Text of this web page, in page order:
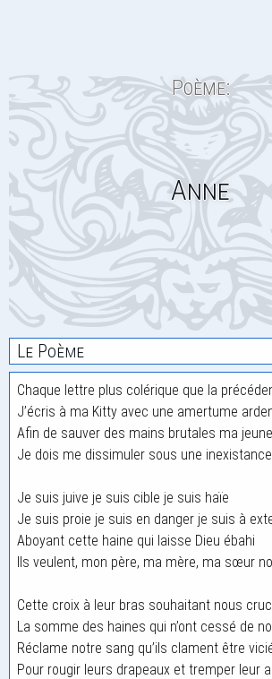
Poème:
Anne
Le Poème
Chaque lettre plus colérique que la
J’écris à ma Kitty avec une amertume
Afin de sauver des mains brutales ma
Je dois me dissimuler sous une
Je suis juive je suis cible je suis haïe
Je suis proie je suis en danger je suis à
Aboyant cette haine qui laisse Dieu ébahi
Ils veulent, mon père, ma mère, ma sœur
Cette croix à leur bras souhaitant nous
La somme des haines qui n’ont cessé de
Réclame notre sang qu’ils clament être
Pour rougir leurs drapeaux et tremper leur